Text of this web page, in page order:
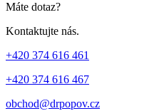
Máte dotaz?
Kontaktujte nás.
+420 374 616 461
+420 374 616 467
obchod@drpopov.cz